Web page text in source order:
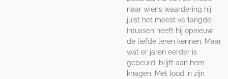
naar wiens waardering hij
juist het meest verlangde.
Intussen heeft hij opnieuw
de liefde leren kennen. Maar
wat er jaren eerder is
gebeurd, blijft aan hem
knagen. Met lood in zijn